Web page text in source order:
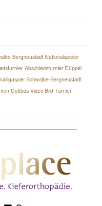
Bergneustadt Nationalspieler
Abschiedsturnier Düppel
Schwalbe Bergneustadt
Cottbus Video Bild Turnier